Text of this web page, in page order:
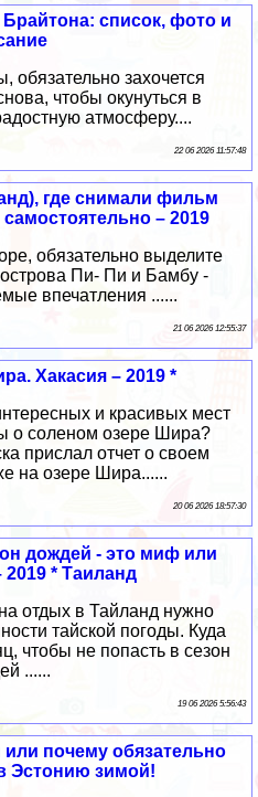
список, фото и
захочется
чтобы окунуться в
атмосферу....
22 06 2026 11:57:48
где снимали фильм
– 2019
обязательно выделите
Пи- Пи и Бамбу -
впечатления ......
21 06 2026 12:55:37
Хакасия – 2019 *
и красивых мест
о соленом озере Шира?
прислал отчет о своем
на озере Шира......
20 06 2026 18:57:30
дождей - это миф или
2019 * Таиланд
отдых в Тайланд нужно
тайской погоды. Куда
чтобы не попасть в сезон
......
19 06 2026 5:56:43
почему обязательно
Эстонию зимой!